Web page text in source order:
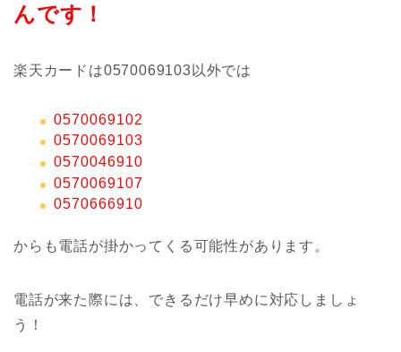
んです！
楽天カードは0570069103以外では
0570069102
0570069103
0570046910
0570069107
0570666910
からも電話が掛かってくる可能性があります。
電話が来た際には、できるだけ早めに対応しましょ
う！